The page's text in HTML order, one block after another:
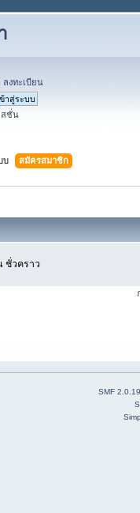
ลงทะเบียน
สชั่น
บ สมัครสมาชิก
ชั่วคราว
SMF 2.0.19